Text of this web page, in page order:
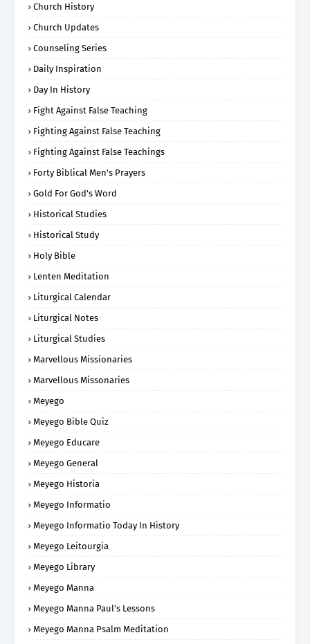
Church History
Church Updates
Counseling Series
Daily Inspiration
Day In History
Fight Against False Teaching
Fighting Against False Teaching
Fighting Against False Teachings
Forty Biblical Men's Prayers
Gold For God's Word
Historical Studies
Historical Study
Holy Bible
Lenten Meditation
Liturgical Calendar
Liturgical Notes
Liturgical Studies
Marvellous Missionaries
Marvellous Missonaries
Meyego
Meyego Bible Quiz
Meyego Educare
Meyego General
Meyego Historia
Meyego Informatio
Meyego Informatio Today In History
Meyego Leitourgia
Meyego Library
Meyego Manna
Meyego Manna Paul's Lessons
Meyego Manna Psalm Meditation